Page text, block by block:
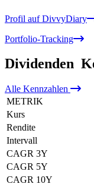
Profil auf DivvyDiary
Portfolio-Tracking
Dividenden
Alle Kennzahlen
METRIK
Kurs
Rendite
Intervall
CAGR 3Y
CAGR 5Y
CAGR 10Y